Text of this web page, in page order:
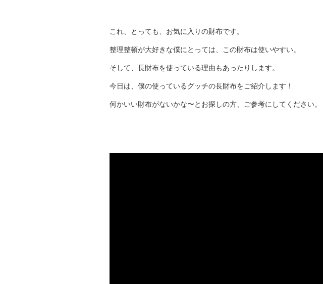
これ、とっても、お気に入りの財布です。
整理整頓が大好きな僕にとっては、この財布は使いやすい。
そして、長財布を使っている理由もあったりします。
今日は、僕の使っているグッチの長財布をご紹介します！
何かいい財布がないかな〜とお探しの方、ご参考にしてください。